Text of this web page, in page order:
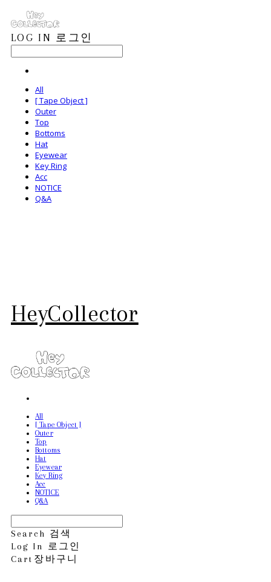
LOG IN 로그인
All
[ Tape Object ]
Outer
Top
Bottoms
Hat
Eyewear
Key Ring
Acc
NOTICE
Q&A
HeyCollector
All
[ Tape Object ]
Outer
Top
Bottoms
Hat
Eyewear
Key Ring
Acc
NOTICE
Q&A
Search 검색
Log In
로그인
Cart 장바구니